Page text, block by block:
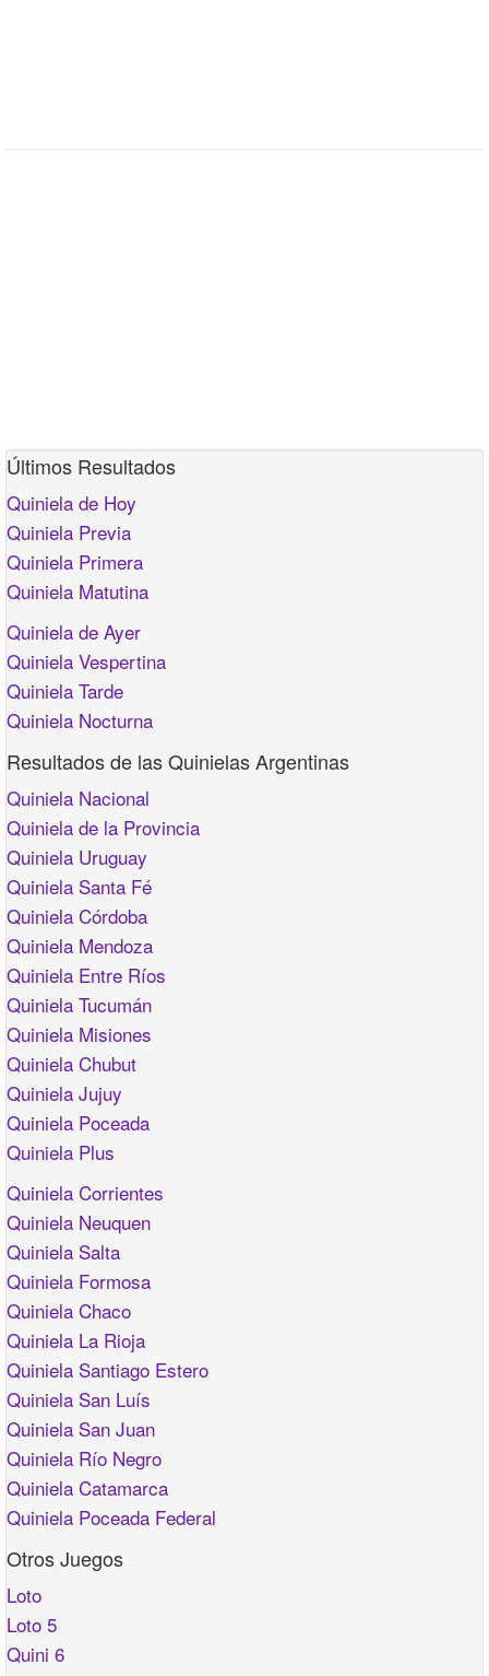
Últimos Resultados
Quiniela de Hoy
Quiniela Previa
Quiniela Primera
Quiniela Matutina
Quiniela de Ayer
Quiniela Vespertina
Quiniela Tarde
Quiniela Nocturna
Resultados de las Quinielas Argentinas
Quiniela Nacional
Quiniela de la Provincia
Quiniela Uruguay
Quiniela Santa Fé
Quiniela Córdoba
Quiniela Mendoza
Quiniela Entre Ríos
Quiniela Tucumán
Quiniela Misiones
Quiniela Chubut
Quiniela Jujuy
Quiniela Poceada
Quiniela Plus
Quiniela Corrientes
Quiniela Neuquen
Quiniela Salta
Quiniela Formosa
Quiniela Chaco
Quiniela La Rioja
Quiniela Santiago Estero
Quiniela San Luís
Quiniela San Juan
Quiniela Río Negro
Quiniela Catamarca
Quiniela Poceada Federal
Otros Juegos
Loto
Loto 5
Quini 6